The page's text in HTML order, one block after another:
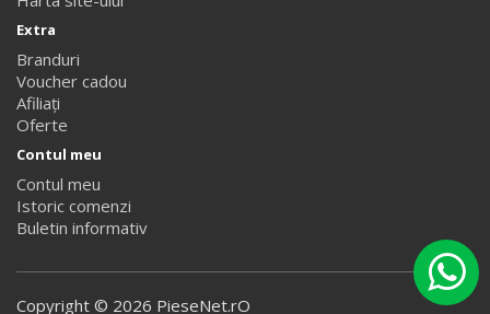
Extra
Branduri
Voucher cadou
Afiliaţi
Oferte
Contul meu
Contul meu
Istoric comenzi
Buletin informativ
Copyright © 2026 PieseNet.rO
PieseNet,rO